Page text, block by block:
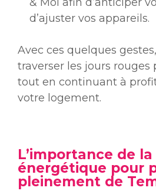
d’ajuster vos appareils.
Avec ces quelques
traverser les jours
tout en continuant à
votre logement.
L’importance de
énergétique pour
pleinement de